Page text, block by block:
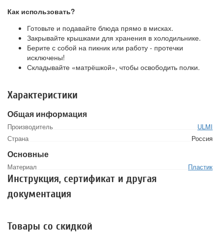
Как использовать?
Готовьте и подавайте блюда прямо в мисках.
Закрывайте крышками для хранения в холодильнике.
Берите с собой на пикник или работу - протечки
исключены!
Складывайте «матрёшкой», чтобы освободить полки.
Характеристики
Общая информация
Производитель
ULMI
Страна
Россия
Основные
Материал Пластик
Инструкция, сертификат и другая
документация
Товары со скидкой